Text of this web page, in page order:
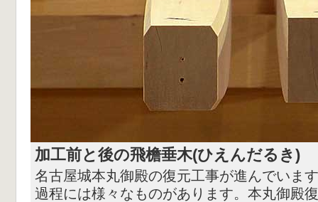
加工前と後の飛檐垂木(ひえんだるき)
名古屋城本丸御殿の復元工事が進んでいま
過程には様々なものがあります。本丸御殿